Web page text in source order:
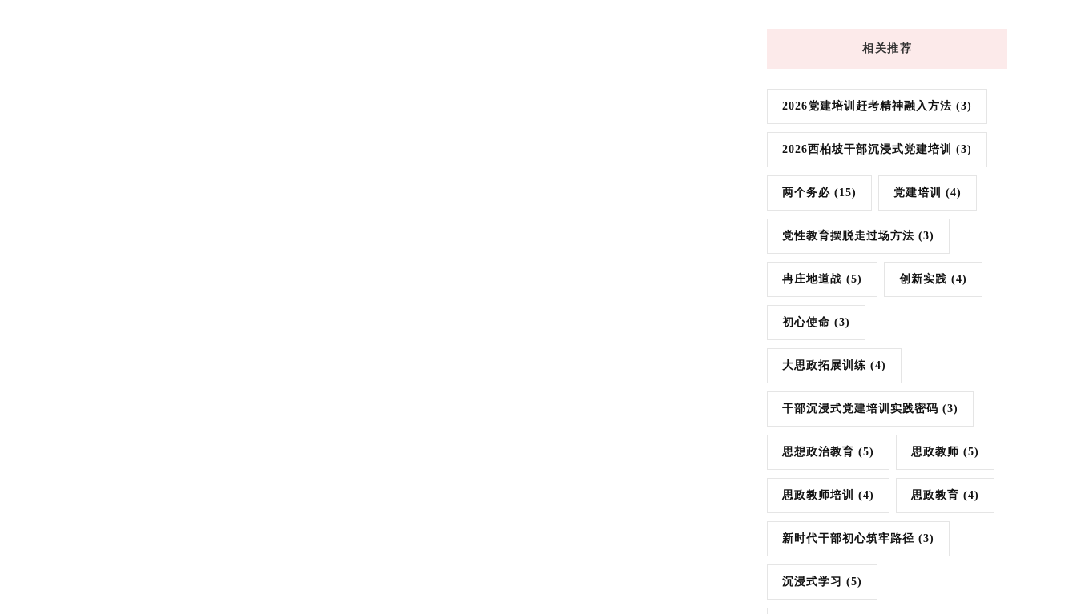
相关推荐
2026党建培训赶考精神融入方法 (3)
2026西柏坡干部沉浸式党建培训 (3)
两个务必 (15) 党建培训 (4)
党性教育摆脱走过场方法 (3)
冉庄地道战 (5) 创新实践 (4)
初心使命 (3)
大思政拓展训练 (4)
干部沉浸式党建培训实践密码 (3)
思想政治教育 (5) 思政教师 (5)
思政教师培训 (4) 思政教育 (4)
新时代干部初心筑牢路径 (3)
沉浸式学习 (5)